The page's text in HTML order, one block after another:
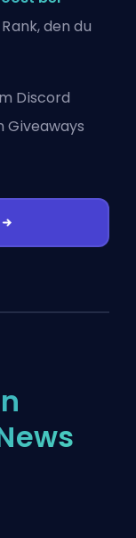
den du
Discord
Giveaways